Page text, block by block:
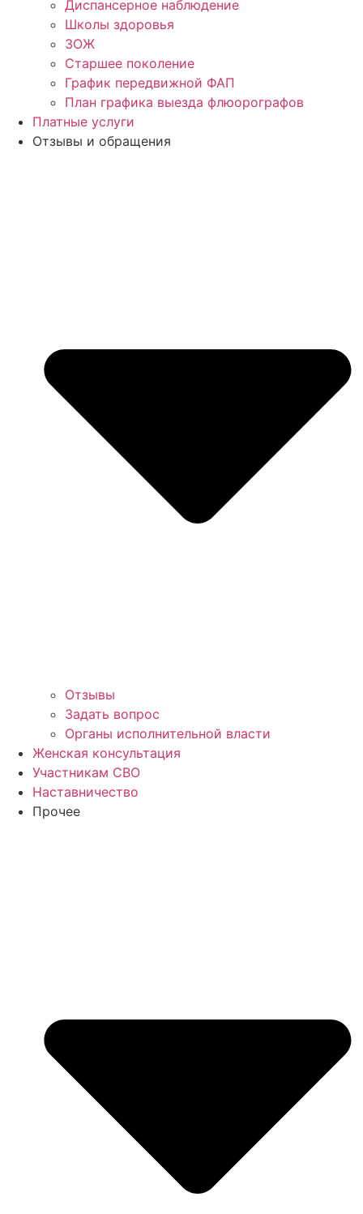
Диспансерное наблюдение
Школы здоровья
ЗОЖ
Старшее поколение
График передвижной ФАП
План графика выезда флюорографов
Платные услуги
Отзывы и обращения
Отзывы
Задать вопрос
Органы исполнительной власти
Женская консультация
Участникам СВО
Наставничество
Прочее